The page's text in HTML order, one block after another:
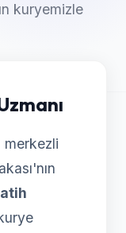
kuryemizle
merkezli